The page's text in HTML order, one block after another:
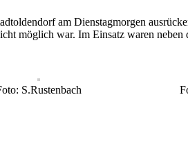
am Dienstagmorgen
möglich war. Im Einsatz waren
S.Rustenbach